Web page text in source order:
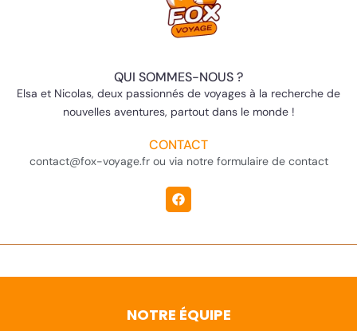
QUI SOMMES-NOUS ?
Elsa et Nicolas, deux passionnés de voyages à la recherche de
nouvelles aventures, partout dans le monde !
CONTACT
contact@fox-voyage.fr ou via notre formulaire de contact
NOTRE ÉQUIPE